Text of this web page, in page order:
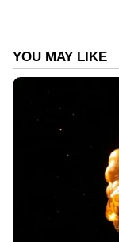
പ്രതിമാസം 100
രൂപയുടെ
ആളുകൾ
കാറുകൾ
ഇപ്പോൾ
കൂടുതലായി
ദൈനംദിന